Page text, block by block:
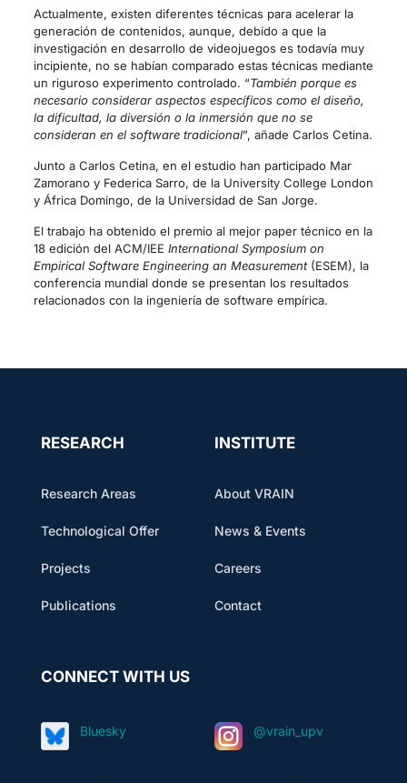
Actualmente, existen diferentes técnicas para acelerar la
generación de contenidos, aunque, debido a que la
investigación en desarrollo de videojuegos es todavía muy
incipiente, no se habían comparado estas técnicas mediante
un riguroso experimento controlado. “También porque es
necesario considerar aspectos específicos como el diseño,
la dificultad, la diversión o la inmersión que no se
consideran en el software tradicional”, añade Carlos Cetina.
Junto a Carlos Cetina, en el estudio han participado Mar
Zamorano y Federica Sarro, de la University College London
y África Domingo, de la Universidad de San Jorge.
El trabajo ha obtenido el premio al mejor paper técnico en la
18 edición del ACM/IEE International Symposium on
Empirical Software Engineering an Measurement(ESEM), la
conferencia mundial donde se presentan los resultados
relacionados con la ingeniería de software empírica.
RESEARCH
Research Areas
Technological Offer
Projects
Publications
INSTITUTE
About VRAIN
News & Events
Careers
Contact
CONNECT WITH US
Bluesky @vrain_upv